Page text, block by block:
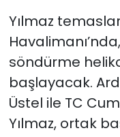
Yılmaz
söndürme
başlayacak.
Üstel ile TC
Yılmaz, ortak